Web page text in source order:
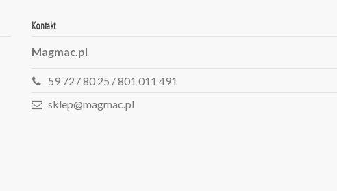
Kontakt
Magmac.pl
59 727 80 25 / 801 011 491
sklep@magmac.pl